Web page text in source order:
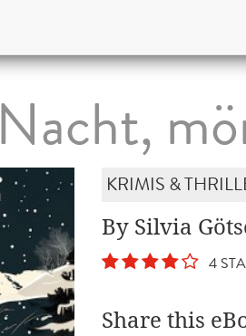
KRIMIS &
By Silvia
4
Share this